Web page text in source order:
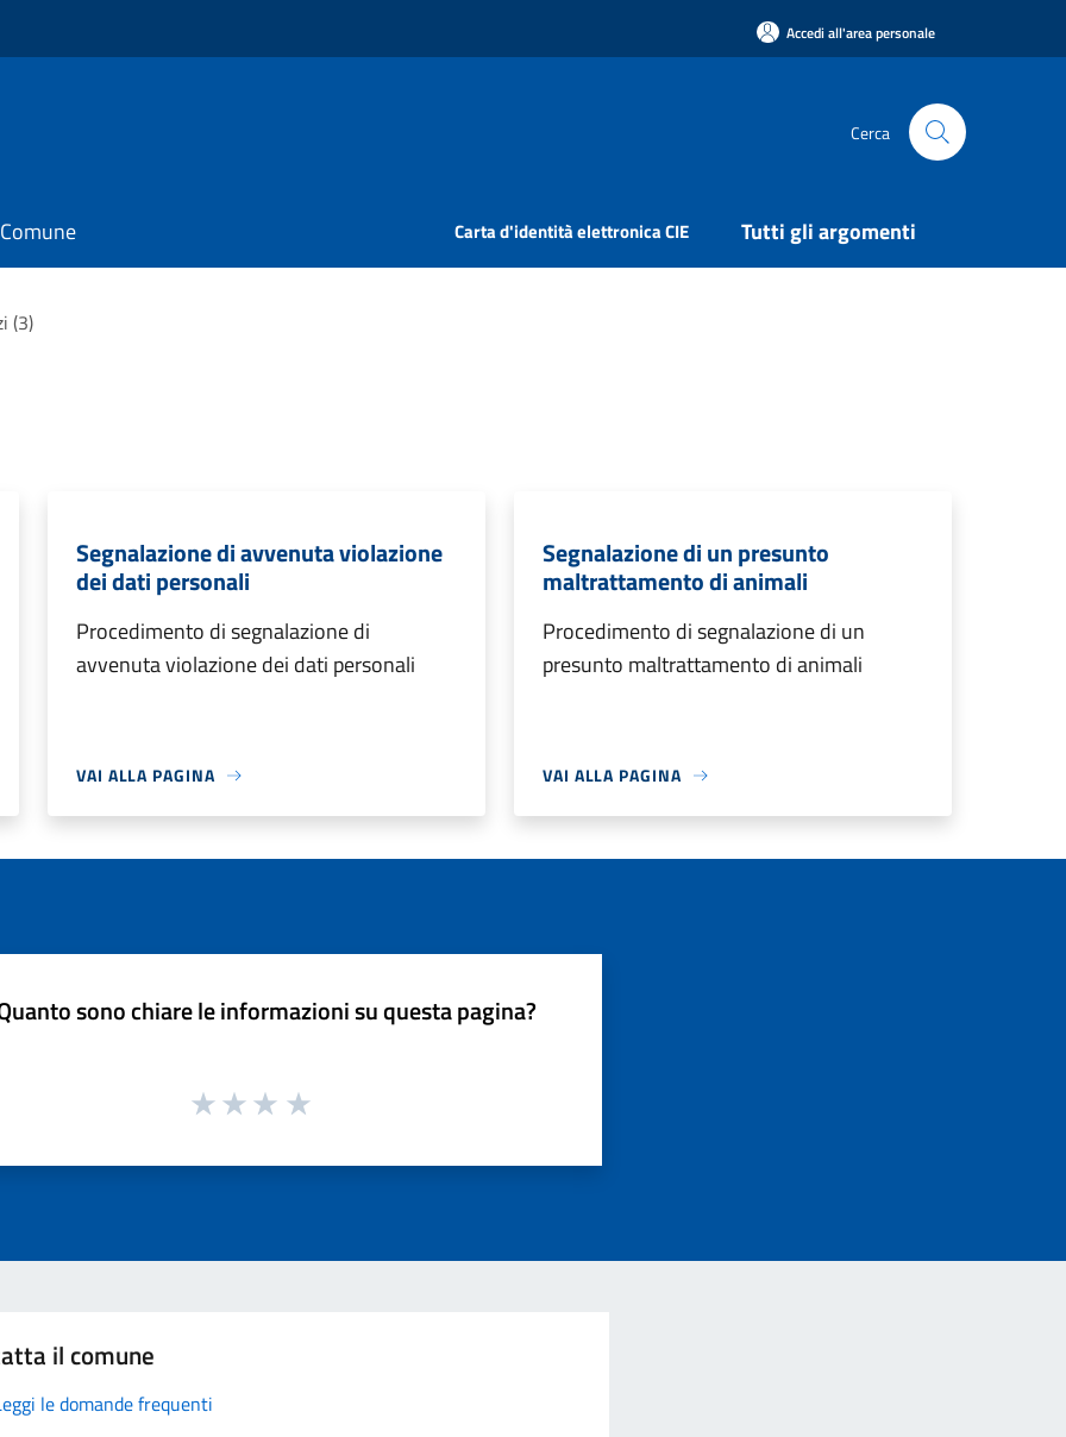
Accedi all'area personale
Cerca
Carta d'identità elettronica CIE Tutti gli argomenti
(3)
Segnalazione di avvenuta violazione
dei dati personali
Procedimento di segnalazione di
avvenuta violazione dei dati personali
VAI ALLA PAGINA
Segnalazione di un presunto
maltrattamento di animali
Procedimento di segnalazione di un
presunto maltrattamento di animali
VAI ALLA PAGINA
sono chiare le informazioni su questa pagina?
il comune
le domande frequenti